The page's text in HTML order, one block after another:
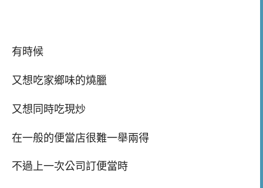
有時候
又想吃家鄉味的燒臘
又想同時吃現炒
在一般的便當店很難一舉兩得
不過上一次公司訂便當時